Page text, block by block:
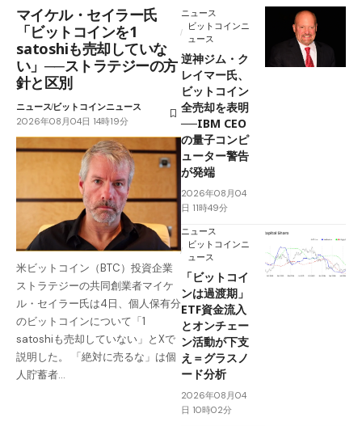
マイケル・セイラー氏
「ビットコインを1
satoshiも売却していな
い」──ストラテジーの方
針と区別
ニュースビットコインニュース
2026年08月04日 14時19分
米ビットコイン（BTC）投資企業
ストラテジーの共同創業者マイケ
ル・セイラー氏は4日、個人保有分
のビットコインについて「1
satoshiも売却していない」とXで
説明した。 「絶対に売るな」は個
人貯蓄者…
ニュース
ビットコインニ
ュース
逆神ジム・ク
レイマー氏、
ビットコイン
全売却を表明
──IBM CEO
の量子コンピ
ューター警告
が発端
2026年08月04
日 11時49分
ニュース
ビットコインニ
ュース
「ビットコイ
ンは過渡期」
ETF資金流入
とオンチェー
ン活動が下支
え＝グラスノ
ード分析
2026年08月04
日 10時02分